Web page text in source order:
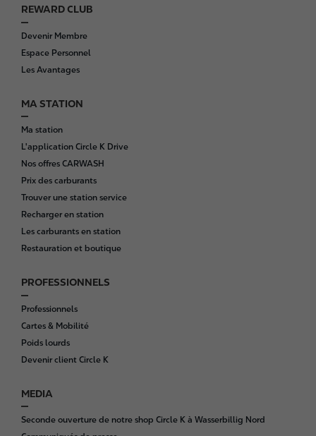
F
o
o
t
r
REWARD CLUB
Devenir Membre
Espace Personnel
Les Avantages
MA STATION
Ma station
L'application Circle K Drive
Nos offres CARWASH
Prix des carburants
Trouver une station service
Recharger en station
Les carburants en station
Restauration et boutique
PROFESSIONNELS
Professionnels
Cartes & Mobilité
Poids lourds
Devenir client Circle K
MEDIA
Seconde ouverture de notre shop Circle K à Wasserbillig Nord